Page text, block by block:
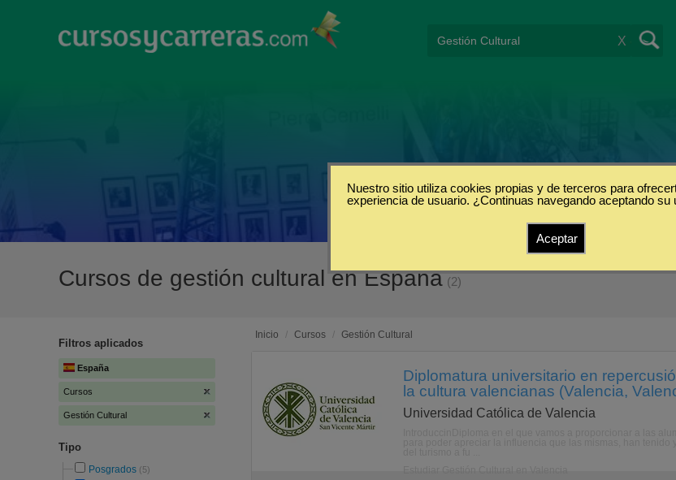
X
Cursos de gestión cultural en España (2)
Filtros aplicados
España
Cursos
Gestión Cultural
Tipo
Posgrados (5)
Inicio / Cursos / Gestión Cultural
Diplomatura universitario en
la cultura valencianas (Valencia,
Universidad Católica de Valencia
Nuestro sitio utiliza cookies propias y de terceros para
experiencia de usuario. ¿Continuas navegando aceptando su
Aceptar